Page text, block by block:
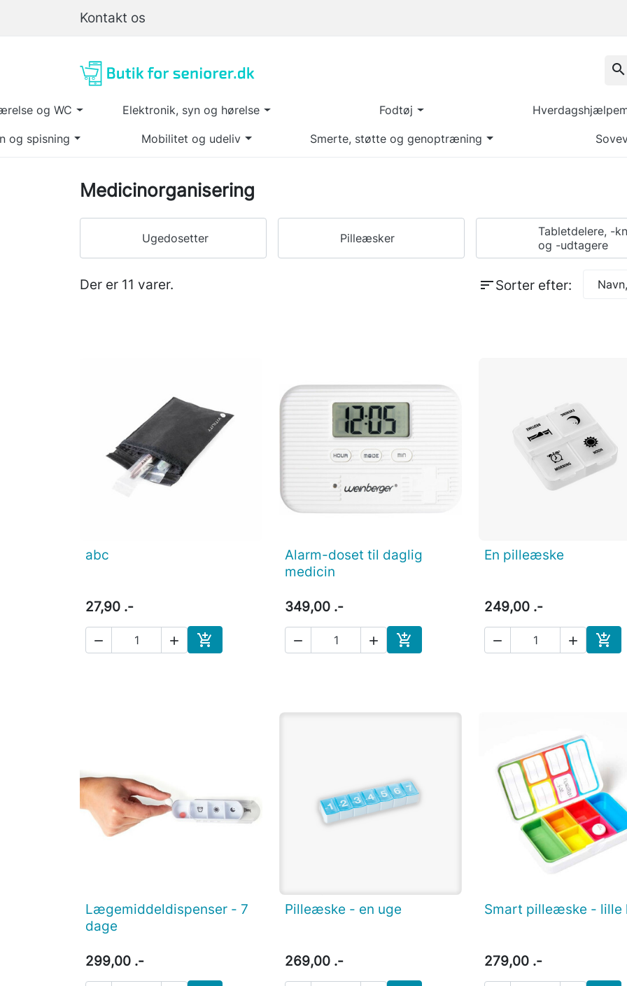
Kontakt os
og WC Elektronik, syn og hørelse Fodtøj
og spisning Mobilitet og udeliv Smerte, støtte og genoptræning
search
Medicinorganisering
Ugedosetter Pilleæsker
Tabletdelere, -
og -udtagere
Der er 11 varer. sortSorter efter:
abc
27,90 .-
  
Læg i indkøbskurv
 Vis her
Alarm-doset til daglig
medicin
349,00 .-
  
Læg i indkøbskurv
 Vis her
En pilleæske
249,00 .-
  
Læg
 Vis her
Lægemiddeldispenser - 7
dage
299,00 .-
 Vis her
Pilleæske - en uge
269,00 .-
 Vis her
Smart pilleæske - lille
279,00 .-